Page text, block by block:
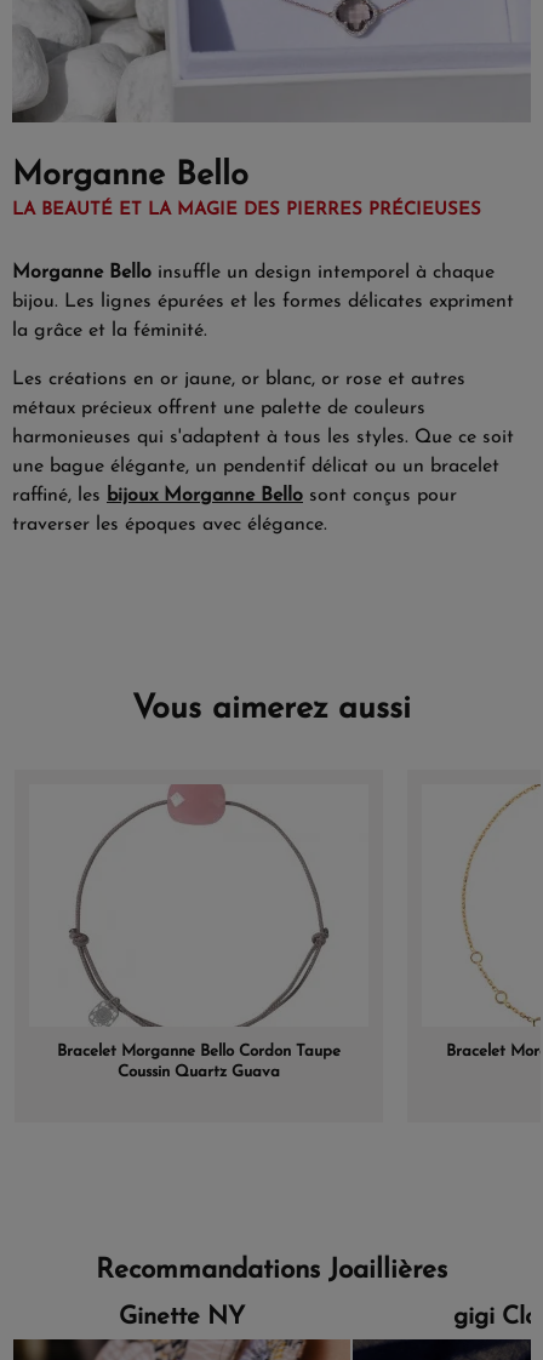
Morganne Bello
LA BEAUTÉ ET LA MAGIE DES PIERRES PRÉCIEUSES
Morganne Bello insuffle un design intemporel à chaque
bijou. Les lignes épurées et les formes délicates expriment
la grâce et la féminité.
Les créations en or jaune, or blanc, or rose et autres
métaux précieux offrent une palette de couleurs
harmonieuses qui s'adaptent à tous les styles. Que ce soit
une bague élégante, un pendentif délicat ou un bracelet
raffiné, les bijoux Morganne Bello sont conçus pour
traverser les époques avec élégance.
Vous aimerez aussi
Bracelet Morganne Bello Cordon Taupe
Coussin Quartz Guava
Bracelet
Recommandations Joaillières
Ginette NY gigi